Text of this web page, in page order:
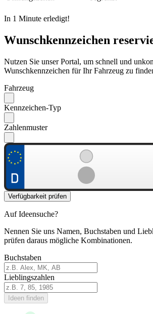
In 1 Minute erledigt!
Wunschkennzeichen
Nutzen Sie unser Portal, um schnell und
Wunschkennzeichen für Ihr Fahrzeug zu
Fahrzeug
Kennzeichen-Typ
Zahlenmuster
Verfügbarkeit prüfen
Auf Ideensuche?
Nennen Sie uns Namen, Buchstaben und
prüfen daraus mögliche Kombinationen.
Buchstaben
Lieblingszahlen
Ideen finden